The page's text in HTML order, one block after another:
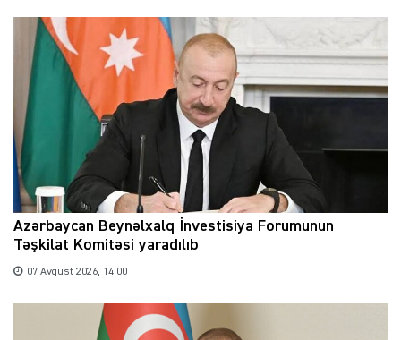
Azərbaycan Beynəlxalq İnvestisiya Forumunun
Təşkilat Komitəsi yaradılıb
07 Avqust 2026, 14:00